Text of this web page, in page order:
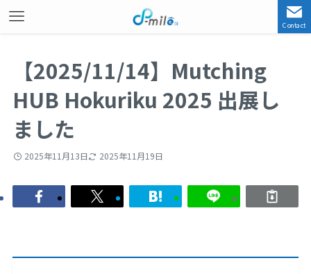
Contact
【2025/11/14】Mutching
HUB Hokuriku 2025 出展し
ました
2025年11月13日 2025年11月19日